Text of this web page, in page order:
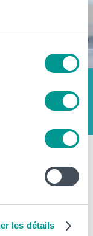
les détails
chimie,